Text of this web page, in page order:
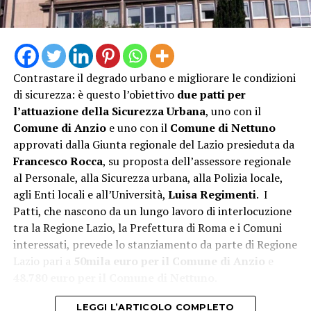
“L’attivazione della Guardia Medica Turistica – afferma il
sindaco Matilde Celentano – rappresenta una risposta
concreta alle esigenze del nostro territorio nel periodo
di maggiore affluenza estiva. Mettiamo a disposizione di
residenti e turisti un servizio di prossimità che rafforza
la tutela della salute e contribuisce a rendere il nostro
litorale ancora più accogliente e sicuro. La sinergia tra
Contrastare il degrado urbano e migliorare le condizioni
di sicurezza: è questo l’obiettivo due patti per
l’attuazione della Sicurezza Urbana, uno con il
Comune di Anzioe uno con il Comune di Nettuno
approvati dalla Giunta regionale del Lazio presieduta da
Francesco Rocca, su proposta dell’assessore regionale
al Personale, alla Sicurezza urbana, alla Polizia locale,
agli Enti locali e all’Università, Luisa Regimenti. I
Patti, che nascono da un lungo lavoro di interlocuzione
tra la Regione Lazio, la Prefettura di Roma e i Comuni
interessati, prevede lo stanziamento da parte di Regione
Lazio pari a
50mila euro per il Comune di Anzio e
LEGGI L’ARTICOLO COMPLETO